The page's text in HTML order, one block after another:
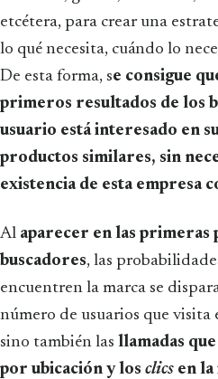
etcétera, para crear una
lo qué necesita, cuándo lo
De esta forma, se consigue
primeros resultados de los
usuario está interesado en
productos similares, sin
existencia de esta empresa
Al aparecer en las primeras
buscadores, las
encuentren la marca se
número de usuarios que visita
sino también las llamadas
por ubicación y los clics en